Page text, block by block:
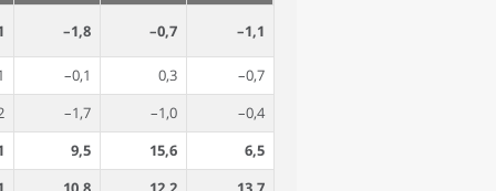
–1,8 –0,7 –1,1
–0,1 0,3
–0,7
–1,7 –1,0
–0,4
9,5 15,6
6,5